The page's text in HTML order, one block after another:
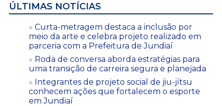
ÚLTIMAS NOTÍCIAS
Curta-metragem destaca a inclusão por
meio da arte e celebra projeto realizado em
parceria com a Prefeitura de Jundiaí
Roda de conversa aborda estratégias para
uma transição de carreira segura e planejada
Integrantes de projeto social de jiu-jítsu
conhecem ações que fortalecem o esporte
em Jundiaí